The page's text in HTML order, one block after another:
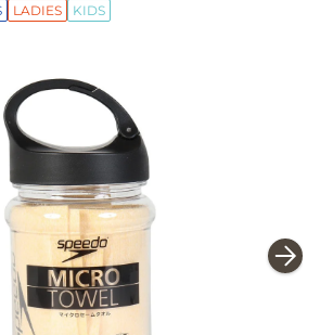
LADIES KIDS